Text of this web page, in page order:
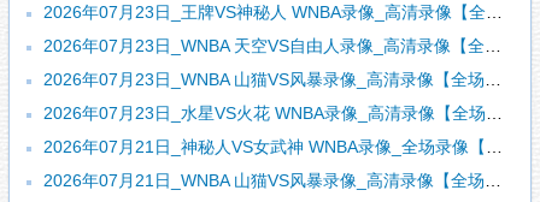
2026年07月23日_王牌VS神秘人 WNBA录像_高清录像【全场回放】
2026年07月23日_WNBA 天空VS自由人录像_高清录像【全场回放】
2026年07月23日_WNBA 山猫VS风暴录像_高清录像【全场回放】
2026年07月23日_水星VS火花 WNBA录像_高清录像【全场回放】
2026年07月21日_神秘人VS女武神 WNBA录像_全场录像【视频集锦】
2026年07月21日_WNBA 山猫VS风暴录像_高清录像【全场回放】